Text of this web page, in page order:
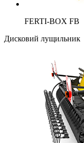
FERTI-BOX FB
Дисковий лущильник